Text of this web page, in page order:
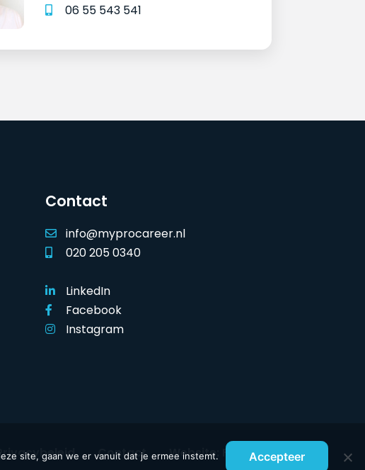
06 55 543 541
Contact
info@myprocareer.nl
020 205 0340
LinkedIn
Facebook
Instagram
Contact Website: Feka ICT
site, gaan we er vanuit dat je ermee instemt. Accepteer